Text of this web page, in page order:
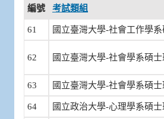
編號 考試類組
61 國立臺灣大學-社會工作學系
62 國立臺灣大學-社會學系碩士
63 國立臺灣大學-社會學系碩士
64 國立政治大學-心理學系碩